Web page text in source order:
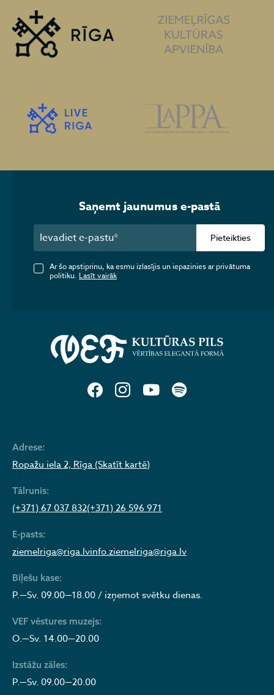
Adrese:
Ropažu iela 2, Rīga (Skatīt kartē)
Tālrunis:
(+371) 67 037 832(+371) 26 596 971
E-pasts:
ziemelriga@riga.lvinfo.ziemelriga@riga.lv
Biļešu kase:
P.—Sv. 09.00—18.00 / izņemot svētku dienas.
VEF vēstures muzejs:
O.—Sv. 14.00—20.00
Izstāžu zāles:
P.—Sv. 09.00—20.00
Saņemt jaunumus e-pastā
Pieteikties
Ar šo apstiprinu, ka esmu izlasījis un iepazinies ar privātuma
politiku. Lasīt vairāk